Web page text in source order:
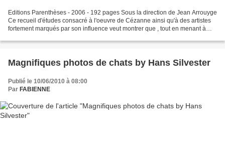
Editions Parenthèses - 2006 - 192 pages Sous la direction de Jean Arrouyge
Ce recueil d'études consacré à l'oeuvre de Cézanne ainsi qu'à des artistes
fortement marqués par son influence veut montrer que , tout en menant à
Magnifiques photos de chats by Hans Silvester
Publié le 10/06/2010 à 08:00
Par FABIENNE